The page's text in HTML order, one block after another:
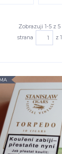
Zobrazuji 1-5 z 5
strana
z 1